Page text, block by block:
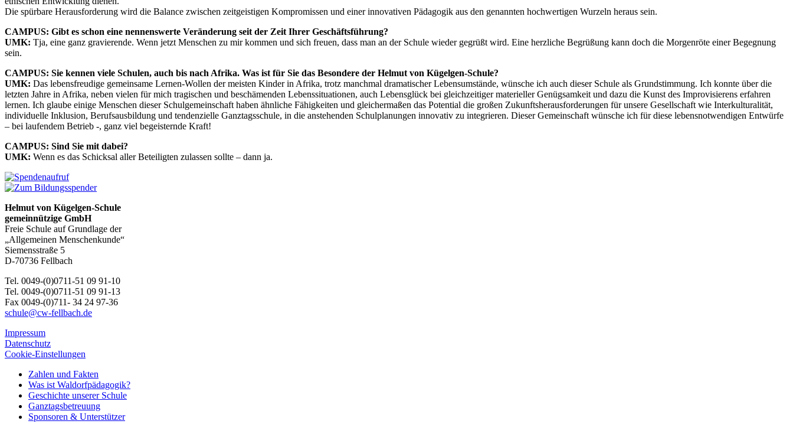
Die spürbare Herausforderung wird die Balance zwischen zeitgeistigen Kompromissen und einer innovativen Pädagogik aus den genannten hochwertigen Wurzeln heraus sein.
CAMPUS: Gibt es schon eine nennenswerte Veränderung seit der Zeit Ihrer Geschäftsführung?
UMK: Tja, eine ganz gravierende. Wenn jetzt Menschen zu mir kommen und sich freuen, dass man an der Schule wieder gegrüßt wird. Eine herzliche Begrüßung kann doch die Morgenröte einer Begegnung
sein.
CAMPUS: Sie kennen viele Schulen, auch bis nach Afrika. Was ist für Sie das Besondere der Helmut von Kügelgen-Schule?
UMK: Das lebensfreudige gemeinsame Lernen-Wollen der meisten Kinder in Afrika, trotz manchmal dramatischer Lebensumstände, wünsche ich auch dieser Schule als Grundstimmung. Ich konnte über die
letzten Jahre in Afrika, neben vielen für mich tragischen und beschämenden Lebenssituationen, auch Lebensglück bei gleichzeitiger materieller Genügsamkeit und dazu die Kunst des Improvisierens erfahren
lernen. Ich glaube einige Menschen dieser Schulgemeinschaft haben ähnliche Fähigkeiten und gleichermaßen das Potential die großen Zukunftsherausforderungen für unsere Gesellschaft wie Interkulturalität,
individuelle Inklusion, Berufsausbildung und tendenzielle Ganztagsschule, in die anstehenden Schulplanungen innovativ zu integrieren. Dieser Gemeinschaft wünsche ich für diese lebensnotwendigen Entwürfe
– bei laufendem Betrieb -, ganz viel begeisternde Kraft!
CAMPUS: Sind Sie mit dabei?
UMK: Wenn es das Schicksal aller Beteiligten zulassen sollte – dann ja.
Helmut von Kügelgen-Schule
gemeinnützige GmbH
Freie Schule auf Grundlage der
„Allgemeinen Menschenkunde“
Siemensstraße 5
D-70736 Fellbach
Tel. 0049-(0)0711-51 09 91-10
Tel. 0049-(0)0711-51 09 91-13
Fax 0049-(0)711- 34 24 97-36
schule@cw-fellbach.de
Impressum
Datenschutz
Cookie-Einstellungen
Zahlen und Fakten
Was ist Waldorfpädagogik?
Geschichte unserer Schule
Ganztagsbetreuung
Sponsoren & Unterstützer